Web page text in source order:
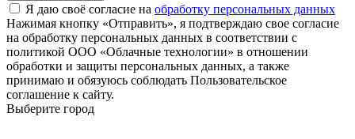
Я даю своё согласие на обработку персональных данных
Нажимая кнопку «Отправить», я подтверждаю свое согласие
на обработку персональных данных в соответствии с
политикой ООО «Облачные технологии» в отношении
обработки и защиты персональных данных, а также
принимаю и обязуюсь соблюдать Пользовательское
соглашение к сайту.
Выберите город